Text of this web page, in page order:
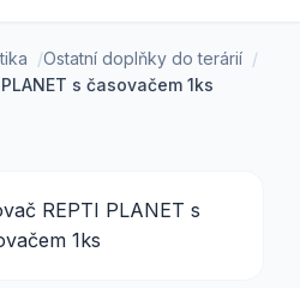
Ostatní doplňky do terárií
s časovačem 1ks